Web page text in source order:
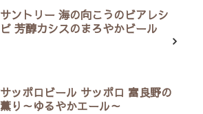
サントリー 海の向こうのビアレシ
ピ 芳醇カシスのまろやかビール
サッポロビール サッポロ 富良野の
薫り～ゆるやかエール～